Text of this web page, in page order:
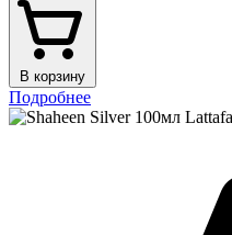
В корзину
Подробнее